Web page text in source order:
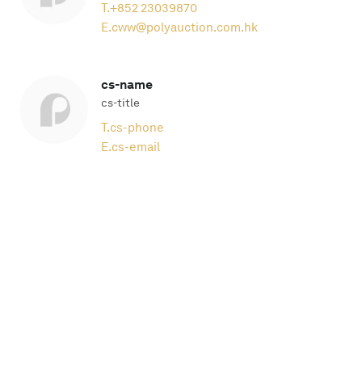
T.+852 23039870
E.cww@polyauction.com.hk
cs-name
cs-title
T.cs-phone
E.cs-email